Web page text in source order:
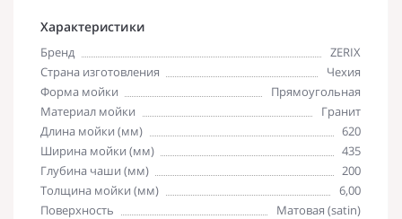
Характеристики
Бренд
ZERIX
Страна изготовления
Чехия
Форма мойки
Прямоугольная
Материал мойки
Гранит
Длина мойки (мм)
620
Ширина мойки (мм)
435
Глубина чаши (мм)
200
Толщина мойки (мм)
6,00
Поверхность
Матовая (satin)